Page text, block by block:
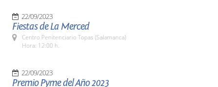
22/09/2023
Fiestas de La Merced
Centro Penitenciario Topas (Salamanca)
Hora: 12:00 h.
22/09/2023
Premio Pyme del Año 2023